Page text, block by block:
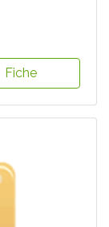
Fiche